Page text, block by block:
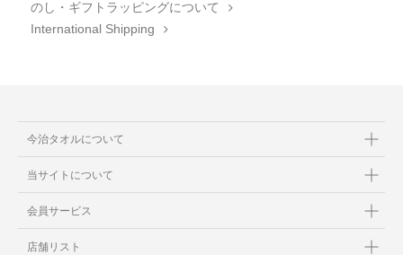
のし・ギフトラッピングについて
International Shipping
今治タオルについて
当サイトについて
会員サービス
店舗リスト